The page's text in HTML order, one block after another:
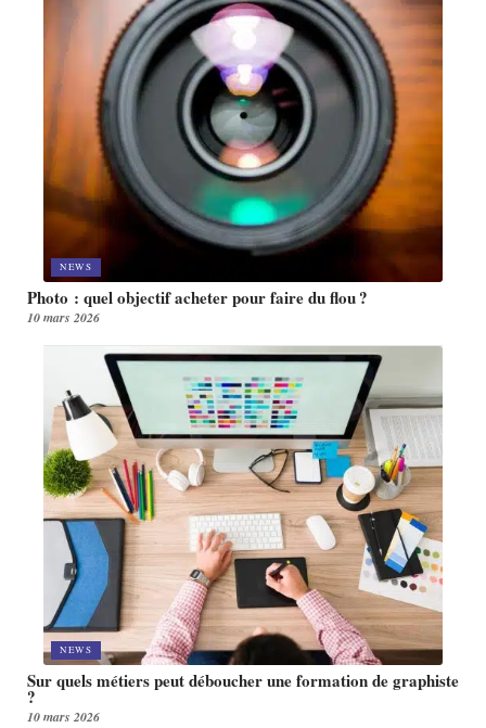
NEWS
Photo : quel objectif acheter pour faire du flou ?
10 mars 2026
NEWS
Sur quels métiers peut déboucher une formation de graphiste
?
10 mars 2026